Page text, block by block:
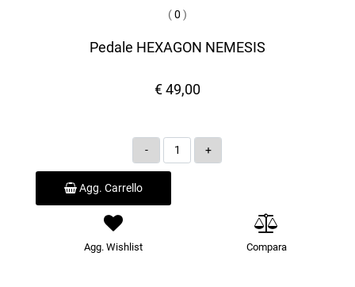
(0 )
Pedale HEXAGON NEMESIS
€ 49,00
Quantità
Agg. Carrello
Agg. Wishlist Compara